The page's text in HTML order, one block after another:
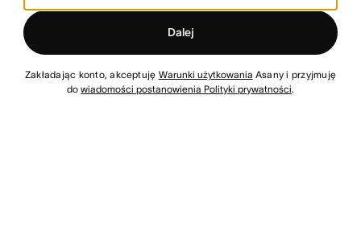
Dalej
Zakładając konto, akceptuję Warunki użytkowania Asany i przyjmuję
dowiadomości postanowienia Polityki prywatności.